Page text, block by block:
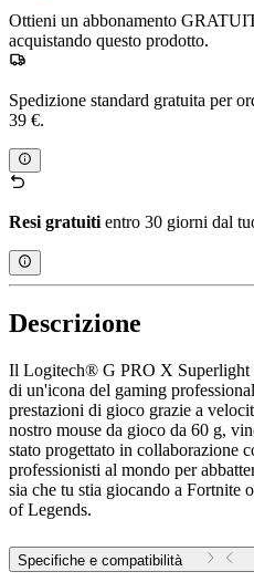
Ottieni un abbonamento
acquistando questo prodotto.
Spedizione standard gratuita per
39 €.
Resi gratuitientro 30 giorni dal
Descrizione
Il Logitech® G PRO X Superlight
di un'icona del gaming
prestazioni di gioco grazie a
nostro mouse da gioco da 60 g,
stato progettato in collaborazione
professionisti al mondo per
sia che tu stia giocando a Fortnite
of Legends.
Specifiche e compatibilità